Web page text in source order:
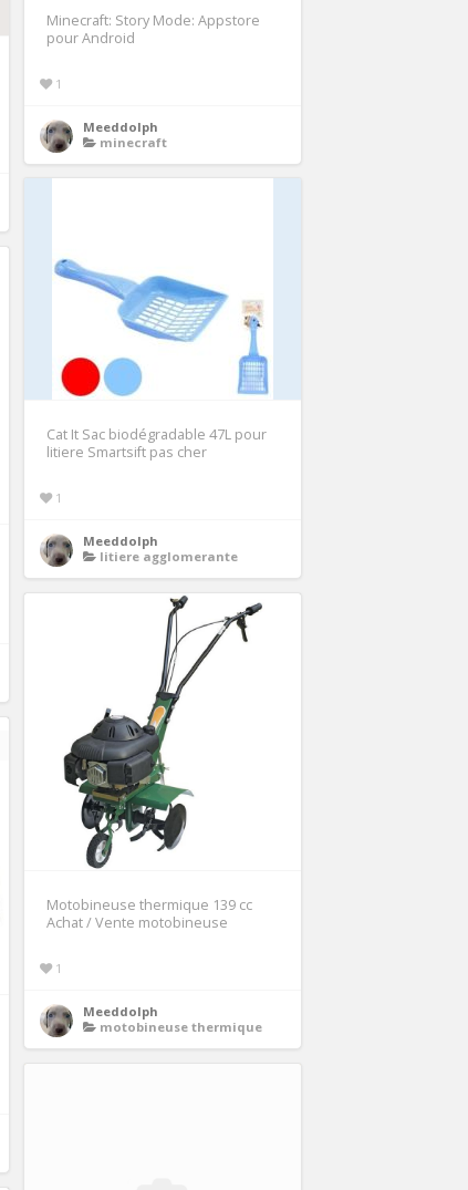
Minecraft: Story Mode: Appstore
pour Android
1
Meeddolph
minecraft
Cat It Sac biodégradable 47L pour
litiere Smartsift pas cher
1
Meeddolph
litiere agglomerante
Motobineuse thermique 139 cc
Achat / Vente motobineuse
1
Meeddolph
motobineuse thermique